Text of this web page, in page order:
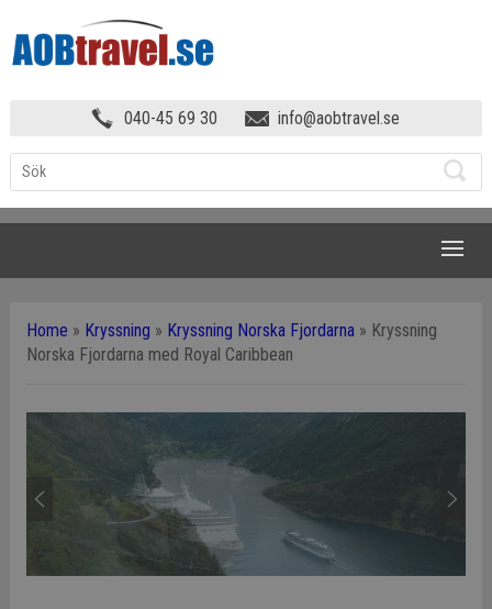
040-45 69 30 info@aobtravel.se
Home » Kryssning » Kryssning Norska Fjordarna» Kryssning
Norska Fjordarna med Royal Caribbean